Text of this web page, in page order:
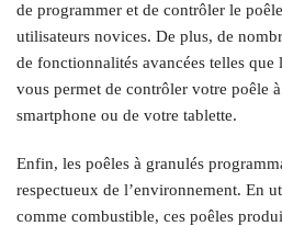
de programmer et de contrôler le
utilisateurs novices. De plus, de
de fonctionnalités avancées telles
vous permet de contrôler votre poêle
smartphone ou de votre tablette.
Enfin, les poêles à granulés
respectueux de l’environnement. En
comme combustible, ces poêles